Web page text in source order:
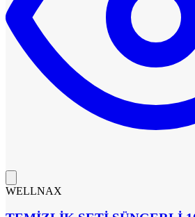
WELLNAX